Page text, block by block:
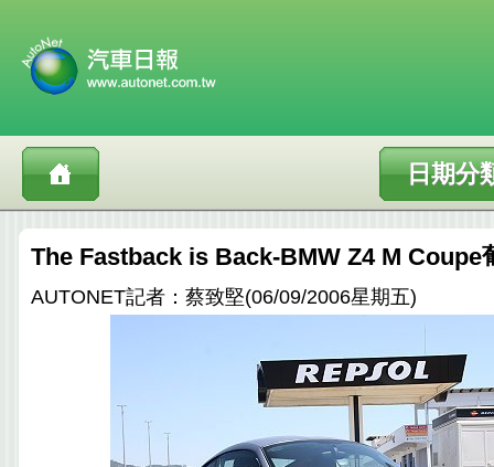
日期分
The Fastback is Back-BMW Z4 M Coupe
AUTONET記者：蔡致堅(06/09/2006星期五)